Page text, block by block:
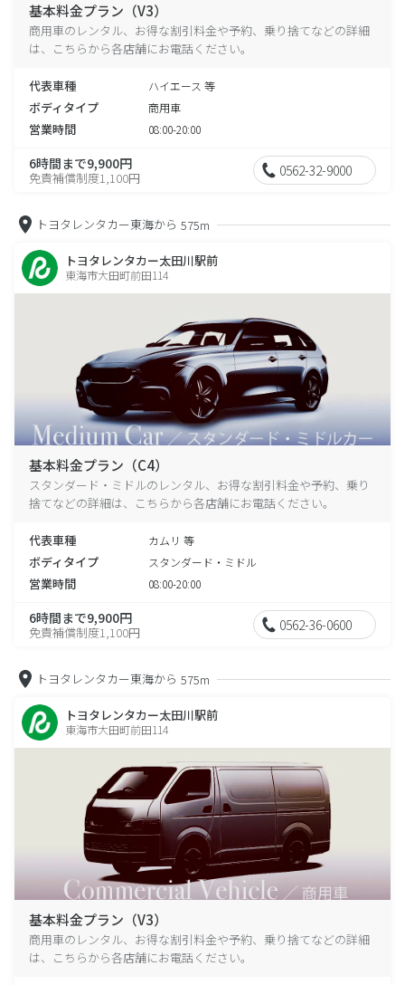
基本料金プラン（V3）
商用車のレンタル、お得な割引料金や予約、乗り捨てなどの詳細
は、こちらから各店舗にお電話ください。
代表車種 ハイエース 等
ボディタイプ 商用車
営業時間 08:00-20:00
6時間まで9,900円
免責補償制度1,100円 0562-32-9000
トヨタレンタカー東海から 575m
トヨタレンタカー太田川駅前
東海市大田町前田114
基本料金プラン（C4）
スタンダード・ミドルのレンタル、お得な割引料金や予約、乗り
捨てなどの詳細は、こちらから各店舗にお電話ください。
代表車種 カムリ 等
ボディタイプ スタンダード・ミドル
営業時間 08:00-20:00
6時間まで9,900円
免責補償制度1,100円 0562-36-0600
トヨタレンタカー東海から 575m
トヨタレンタカー太田川駅前
東海市大田町前田114
基本料金プラン（V3）
商用車のレンタル、お得な割引料金や予約、乗り捨てなどの詳細
は、こちらから各店舗にお電話ください。